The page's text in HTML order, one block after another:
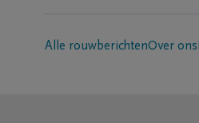
Alle rouwberichtenOver ons